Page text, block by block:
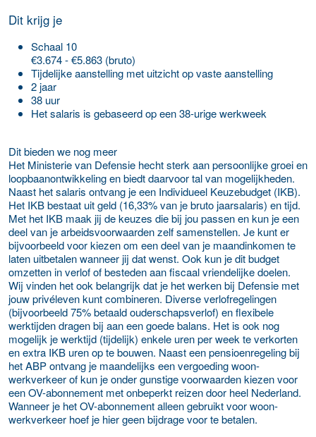
Dit krijg je
Schaal 10
€3.674 - €5.863 (bruto)
Tijdelijke aanstelling met uitzicht op vaste aanstelling
2 jaar
38 uur
Het salaris is gebaseerd op een 38-urige werkweek
Dit bieden we nog meer
Het Ministerie van Defensie hecht sterk aan persoonlijke groei en
loopbaanontwikkeling en biedt daarvoor tal van mogelijkheden.
Naast het salaris ontvang je een Individueel Keuzebudget (IKB).
Het IKB bestaat uit geld (16,33% van je bruto jaarsalaris) en tijd.
Met het IKB maak jij de keuzes die bij jou passen en kun je een
deel van je arbeidsvoorwaarden zelf samenstellen. Je kunt er
bijvoorbeeld voor kiezen om een deel van je maandinkomen te
laten uitbetalen wanneer jij dat wenst. Ook kun je dit budget
omzetten in verlof of besteden aan fiscaal vriendelijke doelen.
Wij vinden het ook belangrijk dat je het werken bij Defensie met
jouw privéleven kunt combineren. Diverse verlofregelingen
(bijvoorbeeld 75% betaald ouderschapsverlof) en flexibele
werktijden dragen bij aan een goede balans. Het is ook nog
mogelijk je werktijd (tijdelijk) enkele uren per week te verkorten
en extra IKB uren op te bouwen. Naast een pensioenregeling bij
het ABP ontvang je maandelijks een vergoeding woon-
werkverkeer of kun je onder gunstige voorwaarden kiezen voor
een OV-abonnement met onbeperkt reizen door heel Nederland.
Wanneer je het OV-abonnement alleen gebruikt voor woon-
werkverkeer hoef je hier geen bijdrage voor te betalen.